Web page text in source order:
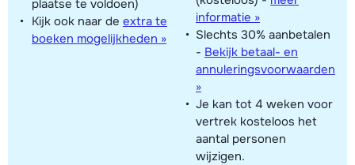
plaatse te voldoen)
Kijk ook naar de extra te
boeken mogelijkheden »
informatie »
Slechts 30% aanbetalen
- Bekijk betaal- en
annuleringsvoorwaarden
»
Je kan tot 4 weken voor
vertrek kosteloos het
aantal personen
wijzigen.